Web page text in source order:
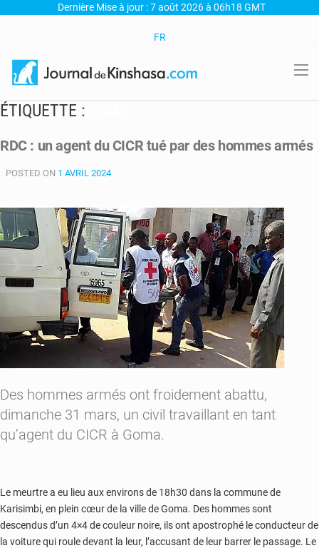
Dernière Mise à jour : 7 août 2026 à 06h18 GMT
FR
ÉTIQUETTE :
RDC : un agent du CICR tué par des hommes armés
POSTED ON 1 AVRIL 2024
Des hommes armés ont froidement abattu,
dimanche 31 mars, un civil travaillant en tant
qu’agent du CICR à Goma.
Le meurtre a eu lieu aux environs de 18h30 dans la commune de
Karisimbi, en plein cœur de la ville de Goma. Des hommes sont
descendus d’un 4×4 de couleur noire, ils ont apostrophé le conducteur de
la voiture qui roule devant la leur, l’accusant de leur barrer le passage. Le